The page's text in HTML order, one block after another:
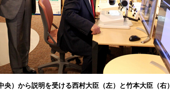
央）から説明を受ける西村大臣（左）と竹本大臣（右）